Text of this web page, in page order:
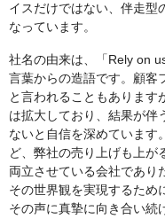
イスだけではない、伴走型
なっています。
社名の由来は、「Rely on
言葉からの造語です。顧客
と言われることもあります
は拡大しており、結果が伴
ないと自信を深めています
ど、弊社の売り上げも上が
両立させている会社であり
その世界観を実現するため
その声に真摯に向き合い続